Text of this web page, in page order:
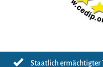
Staatlich ermächtigter